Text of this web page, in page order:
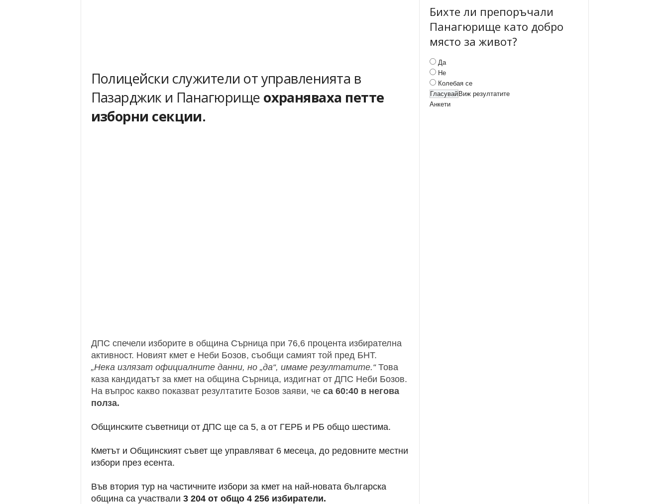
Полицейски служители от управленията в
Пазарджик и Панагюрище охраняваха петте
изборни секции.
ДПС спечели изборите в община Сърница при 76,6 процента избирателна
активност. Новият кмет е Неби Бозов, съобщи самият той пред БНТ.
„Нека излязат официалните данни, но „да“, имаме резултатите.“Това
каза кандидатът за кмет на община Сърница, издигнат от ДПС Неби Бозов.
На въпрос какво показват резултатите Бозов заяви, че са 60:40 в негова
полза.
Общинските съветници от ДПС ще са 5, а от ГЕРБ и РБ общо шестима.
Кметът и Общинският съвет ще управляват 6 месеца, до редовните местни
избори през есента.
Във втория тур на частичните избори за кмет на най-новата българска
община са участвали 3 204 от общо 4 256 избиратели.
Бихте ли препоръчали
Панагюрище като добро
място за живот?
Да
Не
Колебая се
Виж резултатите
Анкети